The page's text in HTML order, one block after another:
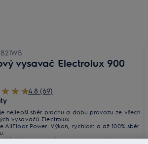
vysavač Electrolux 900
4.8 (69)
nejlepší sběr prachu a dobu provozu ze všech
vysavačů Electrolux
AllFloor Power: Výkon, rychlost a až 100% sběr
invertorový motor s 10letou zárukou.**